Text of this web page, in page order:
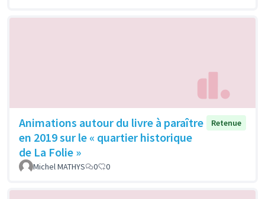
Animations autour du livre à paraître
en 2019 sur le « quartier historique
de La Folie »
Retenue
Michel MATHYS 0 0